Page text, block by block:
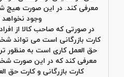
معرفی کند. در این صورت هیچ
وجود
در صورتی که صاحب کالا از
کارت بازرگانی است می تواند
حق العمل کاری است به منظور
معرفی کند که در این صورت
کارت بازرگانی و کارت حق